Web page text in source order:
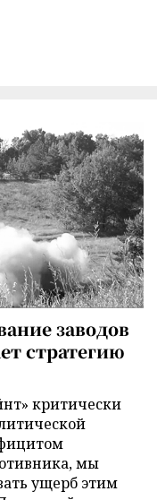
заводов
стратегию
критически
мы
ущерб этим